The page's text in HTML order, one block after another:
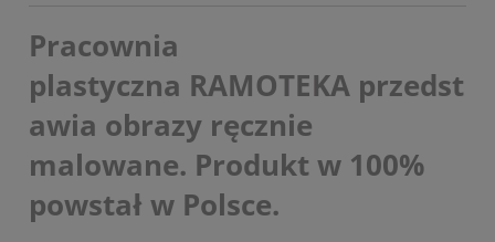
Pracownia
plastyczna RAMOTEKA przedst
awia obrazy ręcznie
malowane. Produkt w 100%
powstał w Polsce.